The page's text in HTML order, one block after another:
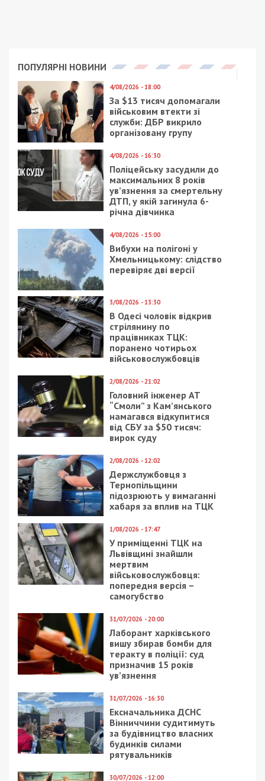
Учасників банди засуджено до довічного
позбавлення волі з конфіскацією майна. Також
вони мають відшкодувати рідним загиблих 30
млн грн моральної шкоди.
Нагадаємо, раніше ми повідомляли про те, що
рейдернамагався із СІЗО замовити вбивство
свідка.
Facebook
Telegram
Twitter
WhatsApp
ViberEmail
розслідування
Рекламні блоки дають нам змогу
залишатися незалежними ЗМІ, а вам -
отримувати найсвіжіші новини під ними.
Приєднуйтесь також до 49000 в Google News. Слідкуйте
за останніми новинами!
Приєднатися
Читайте також
Командир взводу охорони Вінницького
РТЦК “погорів” на хабарі
Следующая статья:
Розтрата понад 1,8 млн грн на ремонті
гуртожитку КП “Київпастранс”: оголошено
СУСПІЛЬСТВО